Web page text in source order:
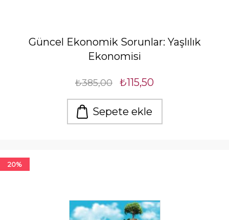
Güncel Ekonomik Sorunlar: Yaşlılık
Ekonomisi
₺385,00 ₺115,50
Sepete ekle
20%